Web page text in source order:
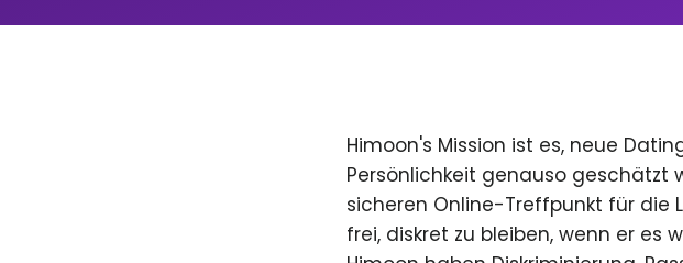
Himoon's Mission ist es, neue
Persönlichkeit genauso geschätzt
sicheren Online-Treffpunkt für die
frei, diskret zu bleiben, wenn er es